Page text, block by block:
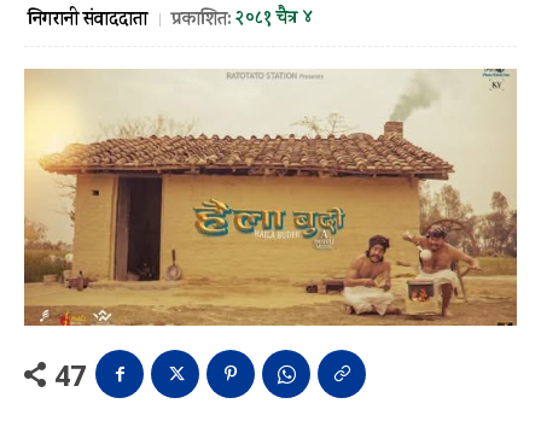
निगरानी संवाददाता प्रकाशित:२०८१ चैत्र ४
47